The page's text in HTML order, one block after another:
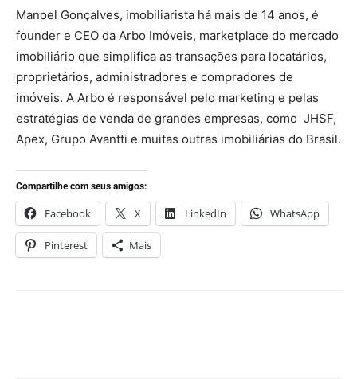
Manoel Gonçalves, imobiliarista há mais de 14 anos, é
founder e CEO da Arbo Imóveis, marketplace do mercado
imobiliário que simplifica as transações para locatários,
proprietários, administradores e compradores de
imóveis. A Arbo é responsável pelo marketing e pelas
estratégias de venda de grandes empresas, como JHSF,
Apex, Grupo Avantti e muitas outras imobiliárias do Brasil.
Compartilhe com seus amigos:
Facebook X LinkedIn WhatsApp
Pinterest Mais